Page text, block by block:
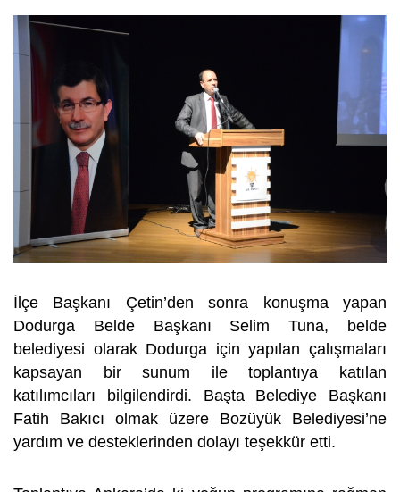
İlçe Başkanı Çetin’den sonra konuşma yapan
Dodurga Belde Başkanı Selim Tuna, belde
belediyesi olarak Dodurga için yapılan çalışmaları
kapsayan bir sunum ile toplantıya katılan
katılımcıları bilgilendirdi. Başta Belediye Başkanı
Fatih Bakıcı olmak üzere Bozüyük Belediyesi’ne
yardım ve desteklerinden dolayı teşekkür etti.